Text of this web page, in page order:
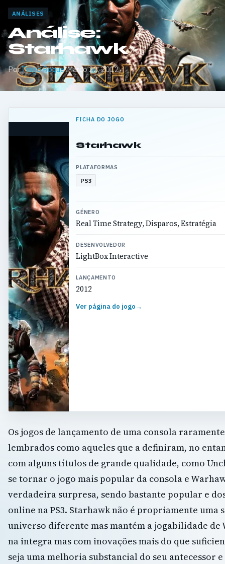
ANÁLISES
Análise:
Starhawk
PorTiago Roque·Março 22, 2012
FICHA DO JOGO
Starhawk
PLATAFORMAS
PS3
GÉNERO
Real Time Strategy, Disparos, Estratégia
DESENVOLVEDOR
LightBox Interactive
LANÇAMENTO
2012
Ver página do jogo→
Os jogos de lançamento de uma consola
lembrados como aqueles que a definiram, no
com alguns títulos de grande qualidade, como
se tornar o jogo mais popular da consola e
verdadeira surpresa, sendo bastante popular e
online na PS3. Starhawk não é propriamente uma
universo diferente mas mantém a jogabilidade
na integra mas com inovações mais do que
seja uma melhoria substancial do seu antecessor